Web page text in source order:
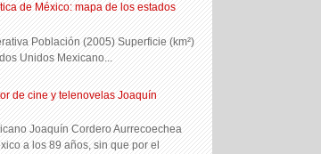
de México: mapa de los estados
Población (2005) Superficie (km²)
Unidos Mexicano...
de cine y telenovelas Joaquín
Joaquín Cordero Aurrecoechea
a los 89 años, sin que por el